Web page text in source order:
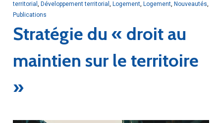
territorial , Développement territorial , Logement, Logement, Nouveautés,
Publications
Stratégie du « droit au
maintien sur le territoire
»